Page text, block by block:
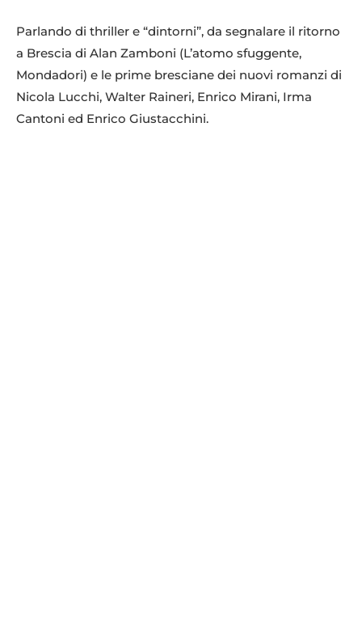
Parlando di thriller e “dintorni”, da segnalare il ritorno
a Brescia di Alan Zamboni (L’atomo sfuggente,
Mondadori) e le prime bresciane dei nuovi romanzi di
Nicola Lucchi, Walter Raineri, Enrico Mirani, Irma
Cantoni ed Enrico Giustacchini.